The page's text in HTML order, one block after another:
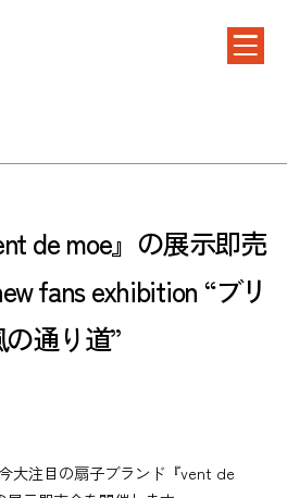
de moe』の展示即売
fans exhibition “ブリ
通り道”
大注目の扇子ブランド『vent de